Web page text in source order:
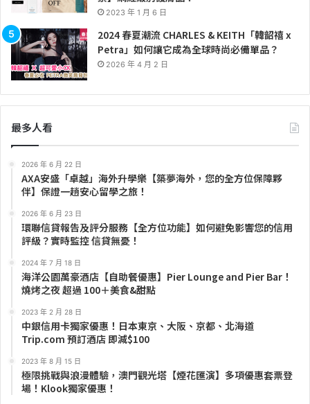
2023 年 1 月 6 日
2024 春夏潮流 CHARLES & KEITH「韓韶禧 x
Petra」如何讓它成為全球時尚必備單品？
2026 年 4 月 2 日
最多人看
2026 年 6 月 22 日
AXA安盛「卓越」海外升學樂【築夢海外，您的全方位保障夥
伴】保證一趟安心留學之旅！
2026 年 6 月 23 日
環聯信貸報告及評分服務【全方位功能】如何避免影響您的信用
評級？實時監控 信貸無憂！
2024 年 7 月 18 日
海洋公園萬豪酒店【自助餐優惠】Pier Lounge and Pier Bar！
燒烤之夜 超過 100＋美食&甜點
2023 年 2 月 28 日
中銀信用卡獨家優惠！日本東京、大阪、京都、北海道
Trip.com 預訂酒店 即減$100
2023 年 8 月 15 日
極限挑戰與浪漫體驗，澳門觀光塔【煙花匯演】多項優惠套票登
場！Klook獨家優惠！